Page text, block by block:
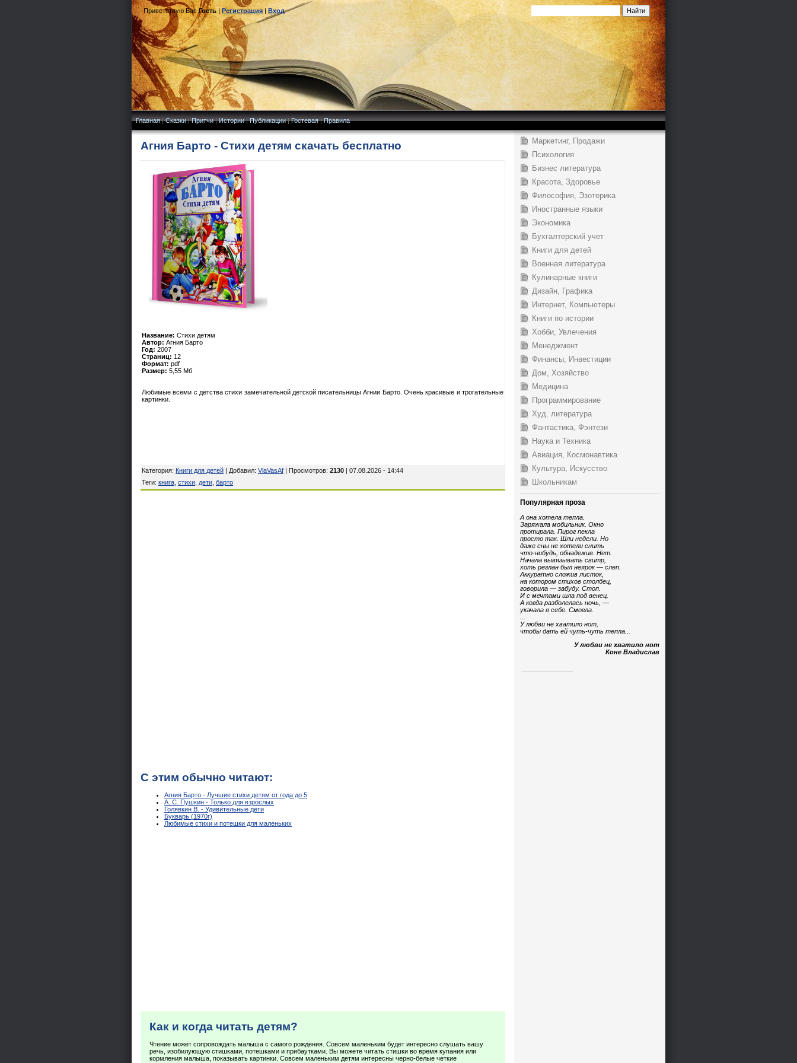
Приветствую Вас Гость|Регистрация|Вход
Главная|Сказки|Притчи|Истории|Публикации|Гостевая|Правила
Агния Барто - Стихи детям скачать бесплатно
Название: Стихи детям
Автор: Агния Барто
Год: 2007
Страниц: 12
Формат: pdf
Размер: 5,55 Мб
Любимые всеми с детства стихи замечательной детской писательницы Агнии Барто. Очень красивые и трогательные
картинки.
Категория: Книги для детей | Добавил: VlaVasAf | Просмотров: 2130 | 07.08.2026 - 14:44
Теги: книга стихи дети барто
С этим обычно читают:
Агния Барто - Лучшие стихи детям от года до 5
А. С. Пушкин - Только для взрослых
Голявкин В. - Удивительные дети
Букварь (1970г)
Любимые стихи и потешки для маленьких
Как и когда читать детям?
Чтение может сопровождать малыша с самого рождения. Совсем маленьким будет интересно слушать вашу
речь, изобилующую стишками, потешками и прибаутками. Вы можете читать стишки во время купания или
кормления малыша, показывать картинки. Совсем маленьким детям интересны черно-белые четкие
Маркетинг, Продажи
Психология
Бизнес литература
Красота, Здоровье
Философия, Эзотерика
Иностранные языки
Экономика
Бухгалтерский учет
Книги для детей
Военная литература
Кулинарные книги
Дизайн, Графика
Интернет, Компьютеры
Книги по истории
Хобби, Увлечения
Менеджмент
Финансы, Инвестиции
Дом, Хозяйство
Медицина
Программирование
Худ. литература
Фантастика, Фэнтези
Наука и Техника
Авиация, Космонавтика
Культура, Искусство
Школьникам
Популярная проза
А она хотела тепла.
Заряжала мобильник. Окно
протирала. Пирог пекла
просто так. Шли недели. Но
даже сны не хотели снить
что-нибудь, обнадежив. Нет.
Начала вывязывать свитр,
хоть реглан был неярок — слеп.
Аккуратно сложив листок,
на котором стихов столбец,
говорила — забуду. Стоп.
И с мечтами шла под венец.
А когда разболелась ночь, —
укачала в себе. Смогла.
У любви не хватило нот,
чтобы дать ей чуть-чуть тепла...
У любви не хватило нот
Коне Владислав